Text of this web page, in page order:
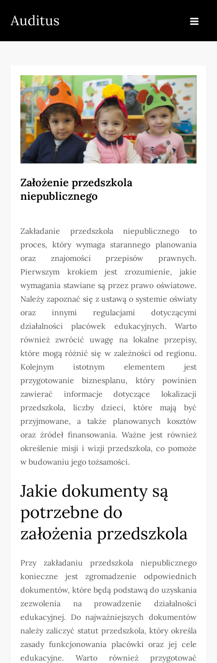
Auditus
Założenie przedszkola
niepublicznego
Zakładanie przedszkola niepublicznego to
proces, który wymaga starannego planowania
oraz znajomości przepisów prawnych.
Pierwszym krokiem jest zrozumienie, jakie
wymagania stawiane są przez prawo oświatowe.
Należy zapoznać się z ustawą o systemie oświaty
oraz innymi regulacjami dotyczącymi
działalności placówek edukacyjnych. Warto
również zwrócić uwagę na lokalne przepisy,
które mogą różnić się w zależności od regionu.
Kolejnym istotnym elementem jest
przygotowanie biznesplanu, który powinien
zawierać informacje dotyczące lokalizacji
przedszkola, liczby dzieci, które mają być
przyjmowane, a także planowanych kosztów
oraz źródeł finansowania. Ważne jest również
określenie misji i wizji przedszkola, co pomoże
w budowaniu jego tożsamości.
Jakie dokumenty są
potrzebne do
założenia przedszkola
Przy zakładaniu przedszkola niepublicznego
konieczne jest zgromadzenie odpowiednich
dokumentów, które będą podstawą do uzyskania
zezwolenia na prowadzenie działalności
edukacyjnej. Do najważniejszych dokumentów
należy zaliczyć statut przedszkola, który określa
zasady funkcjonowania placówki oraz jej cele
edukacyjne. Warto również przygotować